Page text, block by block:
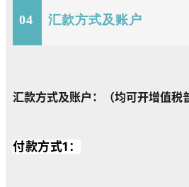
04 汇款方式及账户
汇款方式及账户：（均可开增值税
付款方式1：